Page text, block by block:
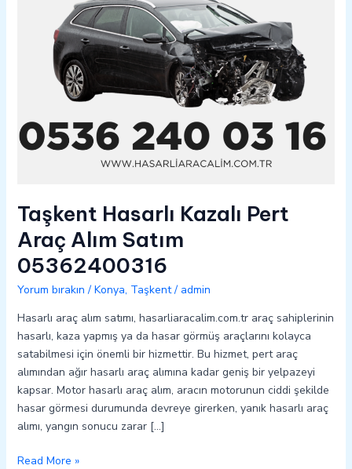
Taşkent Hasarlı Kazalı Pert
Araç Alım Satım
05362400316
Yorum bırakın / Konya, Taşkent/ admin
Hasarlı araç alım satımı, hasarliaracalim.com.tr araç sahiplerinin
hasarlı, kaza yapmış ya da hasar görmüş araçlarını kolayca
satabilmesi için önemli bir hizmettir. Bu hizmet, pert araç
alımından ağır hasarlı araç alımına kadar geniş bir yelpazeyi
kapsar. Motor hasarlı araç alım, aracın motorunun ciddi şekilde
hasar görmesi durumunda devreye girerken, yanık hasarlı araç
alımı, yangın sonucu zarar […]
Read More »